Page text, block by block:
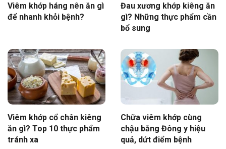
Viêm khớp háng nên ăn gì
để nhanh khỏi bệnh?
Đau xương khớp kiêng ăn
gì? Những thực phẩm cần
bổ sung
Viêm khớp cổ chân kiêng
ăn gì? Top 10 thực phẩm
tránh xa
Chữa viêm khớp cùng
chậu bằng Đông y hiệu
quả, dứt điểm bệnh